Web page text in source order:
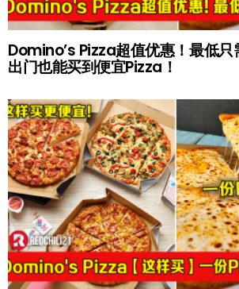
Domino’s Pizza超值优惠！最低
出门也能买到便宜Pizza！